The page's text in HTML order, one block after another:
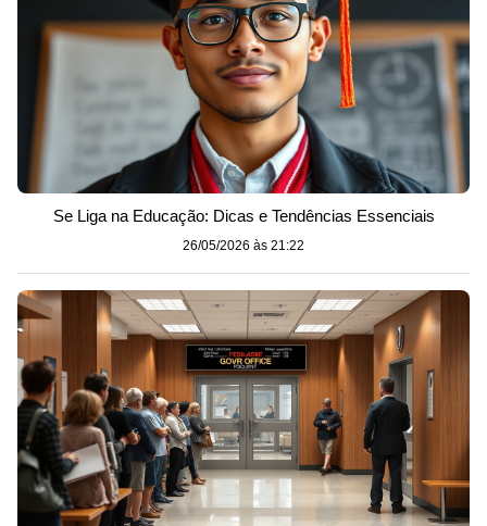
Se Liga na Educação: Dicas e Tendências Essenciais
26/05/2026 às 21:22